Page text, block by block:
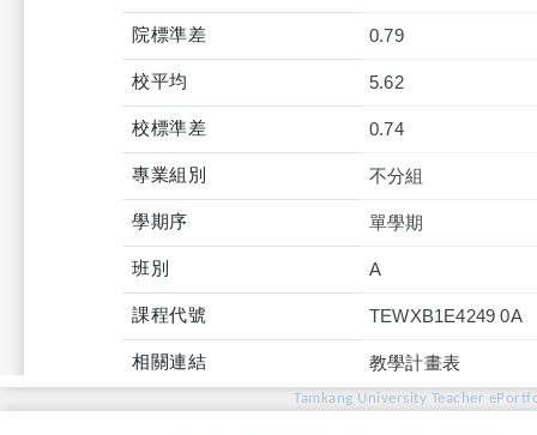
院標準差 0.79
校平均 5.62
校標準差 0.74
專業組別 不分組
學期序 單學期
班別 A
課程代號 TEWXB1E4249 0A
相關連結 教學計畫表
Tamkang University Teacher